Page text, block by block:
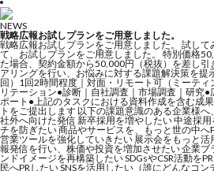
NEWS
戦略広報お試しプランをご用意しました。
戦略広報お試しプランをご用意しました。 試し
て、お試しプランをご用意しました。 特別価格
た場合、契約金額から50,000円（税抜）を差し引
アリングを行い、お悩みに対する課題解決策を提
回）1回2時間程度｜対面・リモート可（ミーテ
リテーション●診断｜自社調査｜市場調査｜研究
ポート●上記のタスクにおける資料作成を含む成
トをご提出します 以下の課題意識のある企業様へ
社外へ向けた発信 新卒採用を増やしたい 中途採
チを防ぎたい 商品やサービスを、もっと世の中へ
営業ツールを強化していきたい 展示会をもっと
報発信を行い、株価や投資を増加させたい 企業
ンドイメージを再構築したい SDGsやCSR活動を
民へPRしたい SNSを活用したい（誰にどんなコ